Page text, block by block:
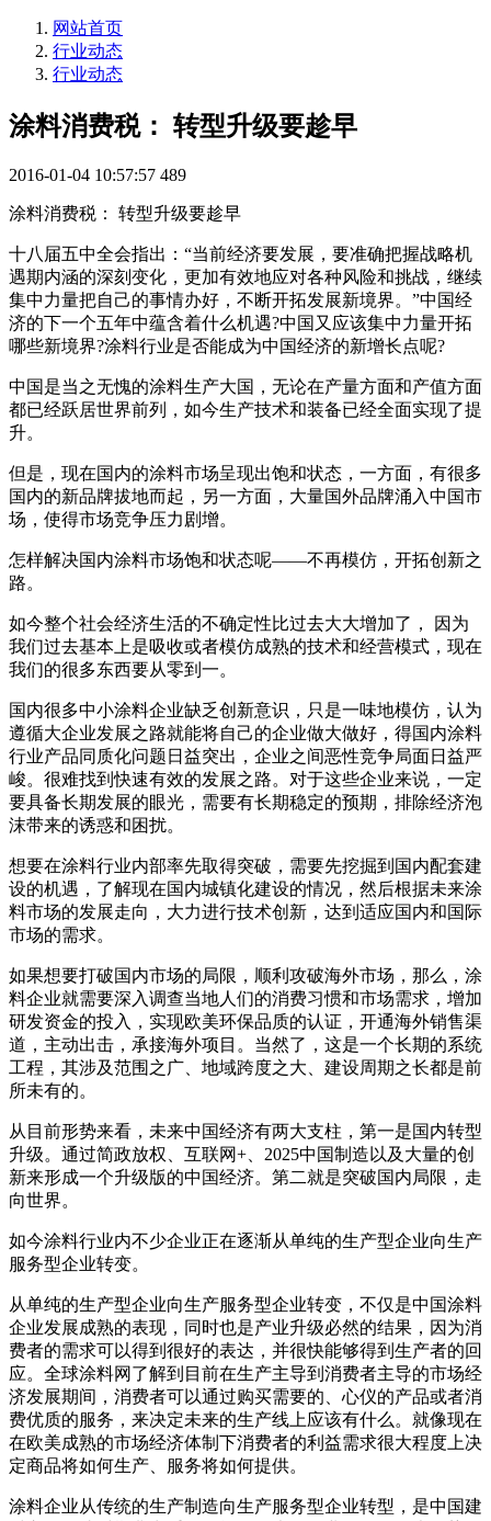
网站首页
行业动态
行业动态
涂料消费税： 转型升级要趁早
2016-01-04 10:57:57 489
涂料消费税： 转型升级要趁早
十八届五中全会指出：“当前经济要发展，要准确把握战略机
遇期内涵的深刻变化，更加有效地应对各种风险和挑战，继续
集中力量把自己的事情办好，不断开拓发展新境界。”中国经
济的下一个五年中蕴含着什么机遇?中国又应该集中力量开拓
哪些新境界?涂料行业是否能成为中国经济的新增长点呢?
中国是当之无愧的涂料生产大国，无论在产量方面和产值方面
都已经跃居世界前列，如今生产技术和装备已经全面实现了提
升。
但是，现在国内的涂料市场呈现出饱和状态，一方面，有很多
国内的新品牌拔地而起，另一方面，大量国外品牌涌入中国市
场，使得市场竞争压力剧增。
怎样解决国内涂料市场饱和状态呢——不再模仿，开拓创新之
路。
如今整个社会经济生活的不确定性比过去大大增加了， 因为
我们过去基本上是吸收或者模仿成熟的技术和经营模式，现在
我们的很多东西要从零到一。
国内很多中小涂料企业缺乏创新意识，只是一味地模仿，认为
遵循大企业发展之路就能将自己的企业做大做好，得国内涂料
行业产品同质化问题日益突出，企业之间恶性竞争局面日益严
峻。很难找到快速有效的发展之路。对于这些企业来说，一定
要具备长期发展的眼光，需要有长期稳定的预期，排除经济泡
沫带来的诱惑和困扰。
想要在涂料行业内部率先取得突破，需要先挖掘到国内配套建
设的机遇，了解现在国内城镇化建设的情况，然后根据未来涂
料市场的发展走向，大力进行技术创新，达到适应国内和国际
市场的需求。
如果想要打破国内市场的局限，顺利攻破海外市场，那么，涂
料企业就需要深入调查当地人们的消费习惯和市场需求，增加
研发资金的投入，实现欧美环保品质的认证，开通海外销售渠
道，主动出击，承接海外项目。当然了，这是一个长期的系统
工程，其涉及范围之广、地域跨度之大、建设周期之长都是前
所未有的。
从目前形势来看，未来中国经济有两大支柱，第一是国内转型
升级。通过简政放权、互联网+、2025中国制造以及大量的创
新来形成一个升级版的中国经济。第二就是突破国内局限，走
向世界。
如今涂料行业内不少企业正在逐渐从单纯的生产型企业向生产
服务型企业转变。
从单纯的生产型企业向生产服务型企业转变，不仅是中国涂料
企业发展成熟的表现，同时也是产业升级必然的结果，因为消
费者的需求可以得到很好的表达，并很快能够得到生产者的回
应。全球涂料网了解到目前在生产主导到消费者主导的市场经
济发展期间，消费者可以通过购买需要的、心仪的产品或者消
费优质的服务，来决定未来的生产线上应该有什么。就像现在
在欧美成熟的市场经济体制下消费者的利益需求很大程度上决
定商品将如何生产、服务将如何提供。
涂料企业从传统的生产制造向生产服务型企业转型，是中国建